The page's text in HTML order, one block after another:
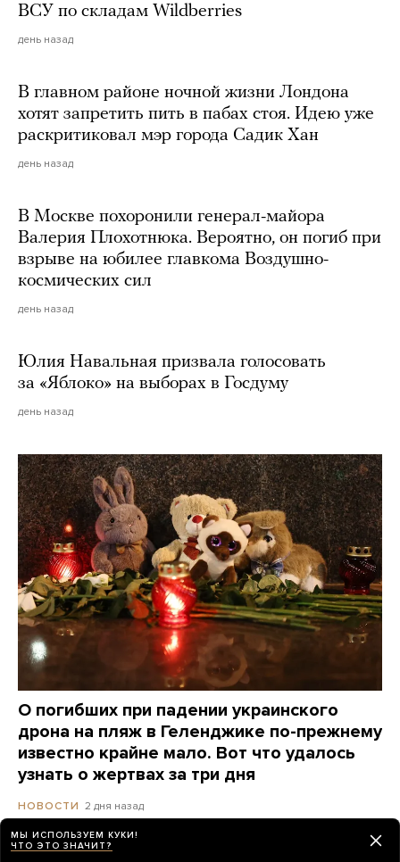
ВСУ по складам Wildberries
день назад
В главном районе ночной жизни Лондона
хотят запретить пить в пабах стоя. Идею уже
раскритиковал мэр города Садик Хан
день назад
В Москве похоронили генерал-майора
Валерия Плохотнюка. Вероятно, он погиб при
взрыве на юбилее главкома Воздушно-
космических сил
день назад
Юлия Навальная призвала голосовать
за «Яблоко» на выборах в Госдуму
день назад
О погибших при падении украинского
дрона на пляж в Геленджике по-прежнему
известно крайне мало. Вот что удалось
узнать о жертвах за три дня
НОВОСТИ 2 дня назад
МЫ ИСПОЛЬЗУЕМ КУКИ!
ЧТО ЭТО ЗНАЧИТ?